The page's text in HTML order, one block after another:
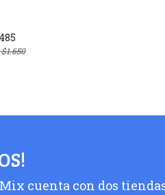
$1.650
cuenta con dos